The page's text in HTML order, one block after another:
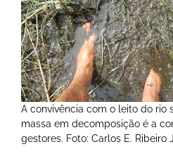
A convivência com o leito do rio
massa em decomposição é a
gestores. Foto: Carlos E. Ribeiro